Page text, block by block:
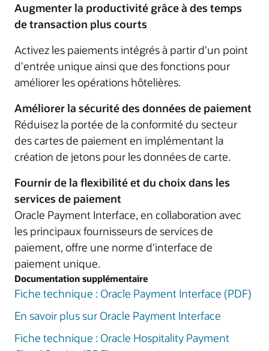
Augmenter la productivité grâce à des temps
de transaction plus courts
Activez les paiements intégrés à partir d'un point
d'entrée unique ainsi que des fonctions pour
améliorer les opérations hôtelières.
Améliorer la sécurité des données de paiement
Réduisez la portée de la conformité du secteur
des cartes de paiement en implémentant la
création de jetons pour les données de carte.
Fournir de la flexibilité et du choix dans les
services de paiement
Oracle Payment Interface, en collaboration avec
les principaux fournisseurs de services de
paiement, offre une norme d'interface de
paiement unique.
Documentation supplémentaire
Fiche technique : Oracle Payment Interface (PDF)
En savoir plus sur Oracle Payment Interface
Fiche technique : Oracle Hospitality Payment